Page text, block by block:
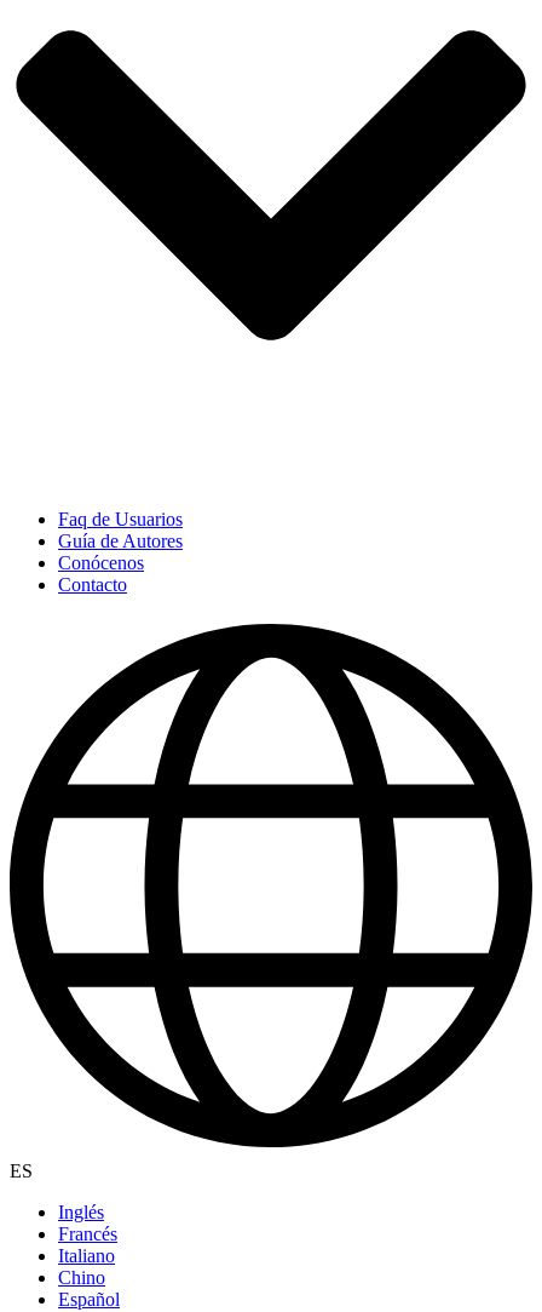
Faq de Usuarios
Guía de Autores
Conócenos
Contacto
ES
Inglés
Francés
Italiano
Chino
Español